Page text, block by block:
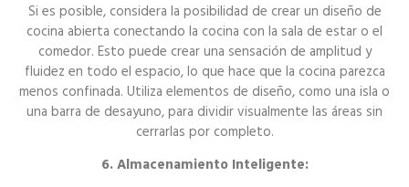
Si es posible, considera la posibilidad de crear un diseño de
cocina abierta conectando la cocina con la sala de estar o el
comedor. Esto puede crear una sensación de amplitud y
fluidez en todo el espacio, lo que hace que la cocina parezca
menos confinada. Utiliza elementos de diseño, como una isla o
una barra de desayuno, para dividir visualmente las áreas sin
cerrarlas por completo.
6. Almacenamiento Inteligente: